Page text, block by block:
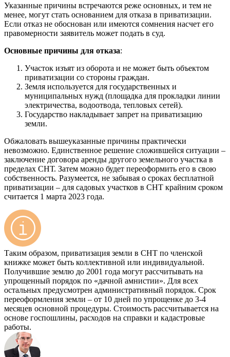
Указанные причины встречаются реже основных, и тем не
менее, могут стать основанием для отказа в приватизации.
Если отказ не обоснован или имеются сомнения насчет его
правомерности заявитель может подать в суд.
Основные причины для отказа:
Участок изъят из оборота и не может быть объектом
приватизации со стороны граждан.
Земля используется для государственных и
муниципальных нужд (площадка для прокладки линии
электричества, водоотвода, тепловых сетей).
Государство накладывает запрет на приватизацию
земли.
Обжаловать вышеуказанные причины практически
невозможно. Единственное решение сложившейся ситуации –
заключение договора аренды другого земельного участка в
пределах СНТ. Затем можно будет переоформить его в свою
собственность. Разумеется, не забывая о сроках бесплатной
приватизации – для садовых участков в СНТ крайним сроком
считается 1 марта 2023 года.
Таким образом, приватизация земли в СНТ по членской
книжке может быть коллективной или индивидуальной.
Получившие землю до 2001 года могут рассчитывать на
упрощенный порядок по «дачной амнистии». Для всех
остальных предусмотрен административный порядок. Срок
переоформления земли – от 10 дней по упрощенке до 3-4
месяцев основной процедуры. Стоимость рассчитывается на
основе госпошлины, расходов на справки и кадастровые
работы.